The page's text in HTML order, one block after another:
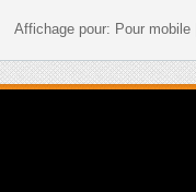
Affichage pour: Pour mobile|